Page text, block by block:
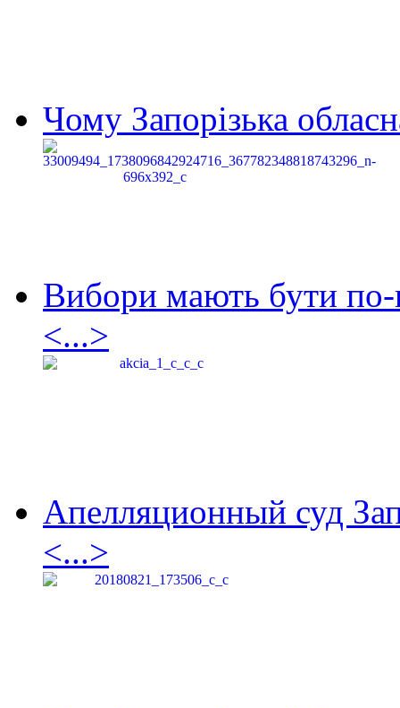
Чому Запорізька
Вибори мають бути по-
<...>
Апелляционный суд
<...>